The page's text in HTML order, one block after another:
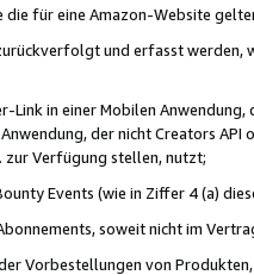
für eine Amazon-Website
und erfasst werden,
Link in einer Mobilen
der nicht Creators
Verfügung stellen, nutzt;
Events (wie in Ziffer 4 (a)
soweit nicht im
Vorbestellungen von